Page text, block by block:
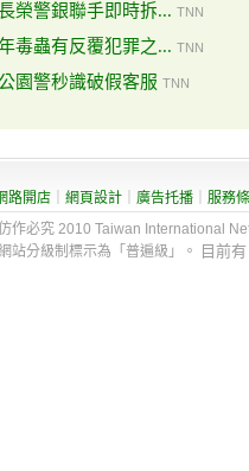
榮警銀聯手即時拆... TNN
毒蟲有反覆犯罪之... TNN
園警秒識破假客服 TNN
路開店 網頁設計 廣告托播
服務
作必究 2010 Taiwan International
站分級制標示為「普遍級」。
目前